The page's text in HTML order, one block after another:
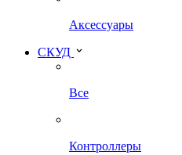
Аксессуары
СКУД
Все
Контроллеры